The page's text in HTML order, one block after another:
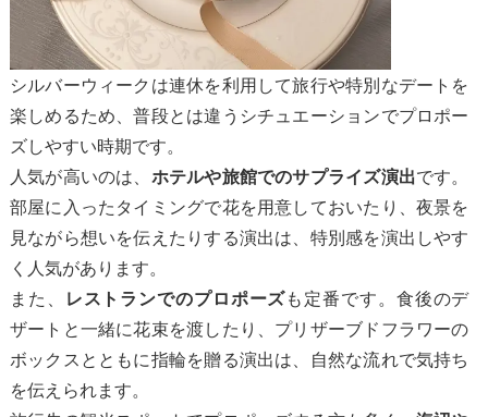
シルバーウィークは連休を利用して旅行や特別なデートを
楽しめるため、普段とは違うシチュエーションでプロポー
ズしやすい時期です。
人気が高いのは、 ホテルや旅館でのサプライズ演出です。
部屋に入ったタイミングで花を用意しておいたり、夜景を
見ながら想いを伝えたりする演出は、特別感を演出しやす
く人気があります。
また、
レストランでのプロポーズも定番です。食後のデ
ザートと一緒に花束を渡したり、プリザーブドフラワーの
ボックスとともに指輪を贈る演出は、自然な流れで気持ち
を伝えられます。